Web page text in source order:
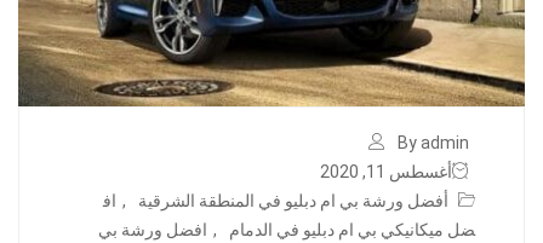
By admin
أغسطس 11, 2020
أفضل ورشة بي ام دبليو في المنطقة الشرقية
, اف
ضل ميكانيكي بي ام دبليو في الدمام
, افضل ورشة بي